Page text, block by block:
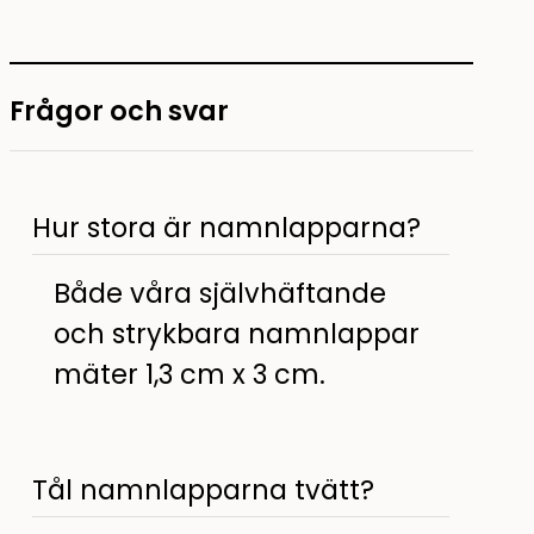
Frågor och svar
Hur stora är namnlapparna?
Både våra självhäftande
och strykbara namnlappar
mäter 1,3 cm x 3 cm.
Tål namnlapparna tvätt?